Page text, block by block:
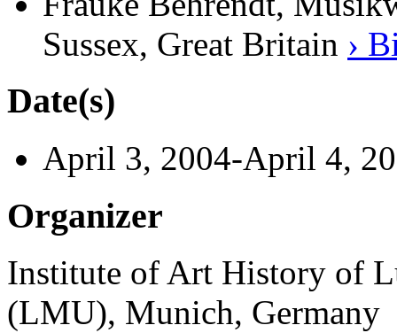
Sussex, Great Britain ›
Date(s)
April 3, 2004-April 4,
Organizer
Institute of Art History of
(LMU), Munich, Germany